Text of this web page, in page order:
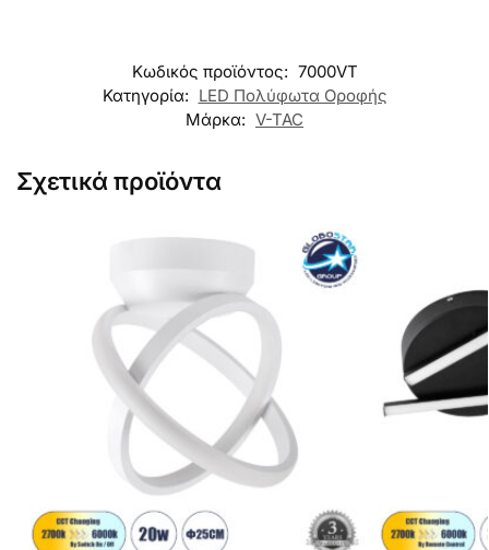
Κωδικός προϊόντος: 7000VT
Κατηγορία: LED Πολύφωτα Οροφής
Μάρκα: V-TAC
Σχετικά προϊόντα